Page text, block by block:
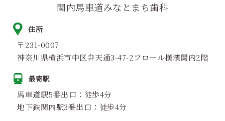
関内馬車道みなとまち歯科
住所
〒231-0007
神奈川県横浜市中区弁天通3-47-2フロール横濱関内2階
最寄駅
馬車道駅5番出口：徒歩4分
地下鉄関内駅3番出口：徒歩4分